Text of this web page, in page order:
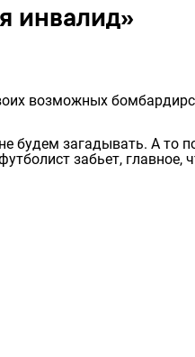
инвалид»
возможных
будем загадывать. А то
забьет, главное,